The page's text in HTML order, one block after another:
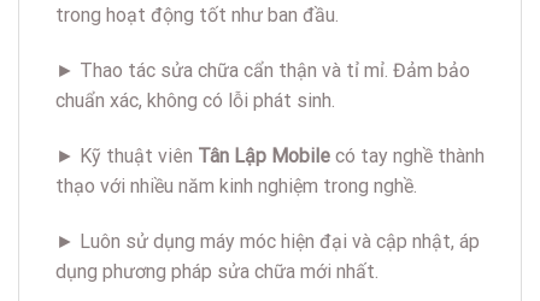
trong hoạt động tốt như ban đầu.
► Thao tác sửa chữa cẩn thận và tỉ mỉ. Đảm bảo
chuẩn xác, không có lỗi phát sinh.
► Kỹ thuật viên Tân Lập Mobile có tay nghề thành
thạo với nhiều năm kinh nghiệm trong nghề.
► Luôn sử dụng máy móc hiện đại và cập nhật, áp
dụng phương pháp sửa chữa mới nhất.